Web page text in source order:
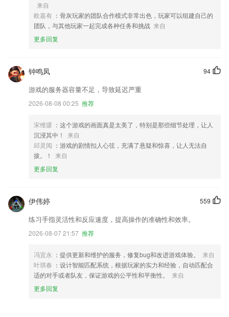
来自
欧嘉有 ：骨灰玩家的团队合作模式非常出色，玩家可以组建自己的
团队，与其他玩家一起完成各种任务和挑战 来自
更多回复
94
钟鸣凤
游戏的服务器容量不足，导致延迟严重
2026-08-08 00:25 推荐
宋维瑗 ：这个游戏的画面真是太美了，特别是那些细节处理，让人
沉浸其中！
来自
邱灵阅 ：游戏的剧情扣人心弦，充满了悬疑和惊喜，让人无法自
拔。！
来自
更多回复
559
伊伟婷
练习手指灵活性和反应速度，提高操作的准确性和效率。
2026-08-07 21:57 推荐
冯宜永 ：提供更新和维护的服务，修复bug和改进游戏体验。
来自
叶琪春 ：设计智能匹配系统，根据玩家的实力和经验，自动匹配合
适的对手或者队友，保证游戏的公平性和平衡性。
来自
更多回复